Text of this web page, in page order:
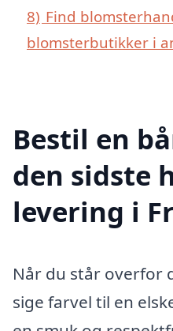
8) Find
blomsterbutikker i
Bestil en
den sidste
levering i
Når du står overfor
sige farvel til en